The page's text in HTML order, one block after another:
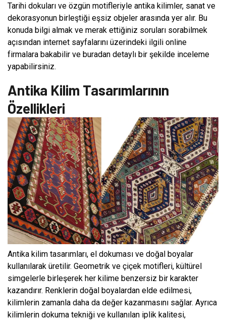
Tarihi dokuları ve özgün motifleriyle antika kilimler, sanat ve
dekorasyonun birleştiği eşsiz objeler arasında yer alır. Bu
konuda bilgi almak ve merak ettiğiniz soruları sorabilmek
açısından internet sayfalarını üzerindeki ilgili online
firmalara bakabilir ve buradan detaylı bir şekilde inceleme
yapabilirsiniz.
Antika Kilim Tasarımlarının
Özellikleri
Antika kilim tasarımları, el dokuması ve doğal boyalar
kullanılarak üretilir. Geometrik ve çiçek motifleri, kültürel
simgelerle birleşerek her kilime benzersiz bir karakter
kazandırır. Renklerin doğal boyalardan elde edilmesi,
kilimlerin zamanla daha da değer kazanmasını sağlar. Ayrıca
kilimlerin dokuma tekniği ve kullanılan iplik kalitesi,